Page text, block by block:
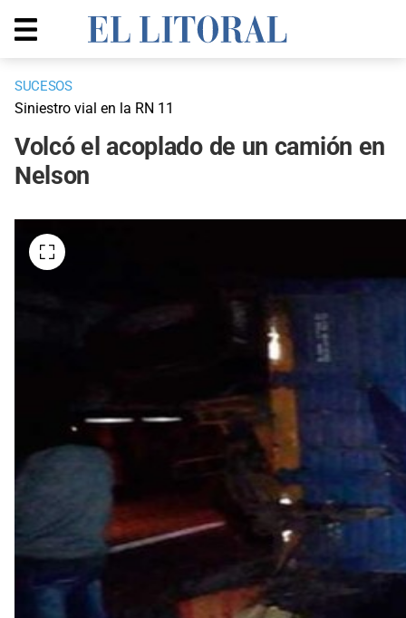
SUCESOS
Siniestro vial en la RN 11
Volcó el acoplado de un camión en
Nelson